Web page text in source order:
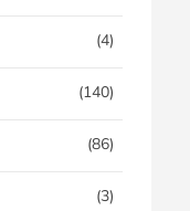
(4)
(140)
(86)
(3)